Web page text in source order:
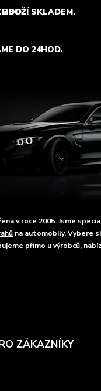
ZBOŽÍ SKLADEM.
DO 24HOD.
v roce 2005. Jsme
na automobily. Vybere
přímo u výrobců,
ZÁKAZNÍKY